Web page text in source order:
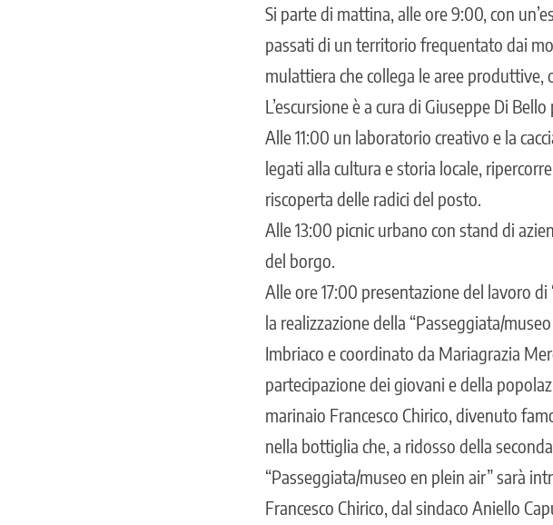
Si parte di mattina, alle ore 9:00, con
passati di un territorio frequentato dai
mulattiera che collega le aree produttive,
L’escursione è a cura di Giuseppe Di
Alle 11:00 un laboratorio creativo e la
legati alla cultura e storia locale,
riscoperta delle radici del posto.
Alle 13:00 picnic urbano con stand di
del borgo.
Alle ore 17:00 presentazione del lavoro
la realizzazione della “Passeggiata/
Imbriaco e coordinato da Mariagrazia
partecipazione dei giovani e della
marinaio Francesco Chirico, divenuto
nella bottiglia che, a ridosso della
“Passeggiata/museo en plein air” sarà
Francesco Chirico, dal sindaco Aniello